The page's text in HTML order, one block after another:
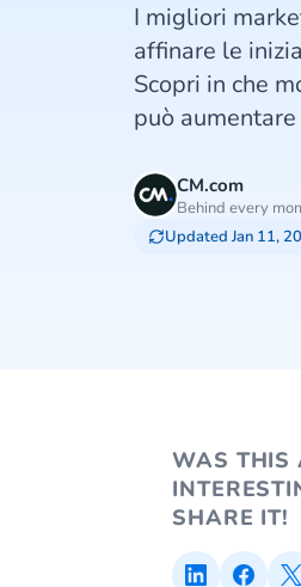
I migliori
affinare le
Scopri in che
può
CM.com
Behind every
Updated Jan 11,
WAS THIS
SHARE IT!